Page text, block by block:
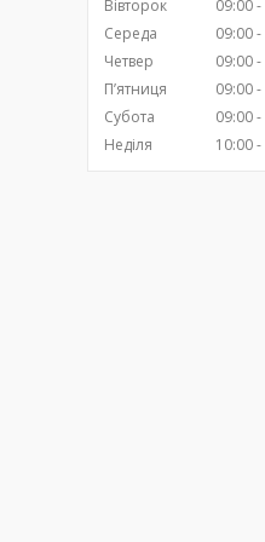
Вівторок 09:00
Середа
09:00
Четвер
09:00
Пʼятниця
09:00
Субота
09:00
Неділя
10:00